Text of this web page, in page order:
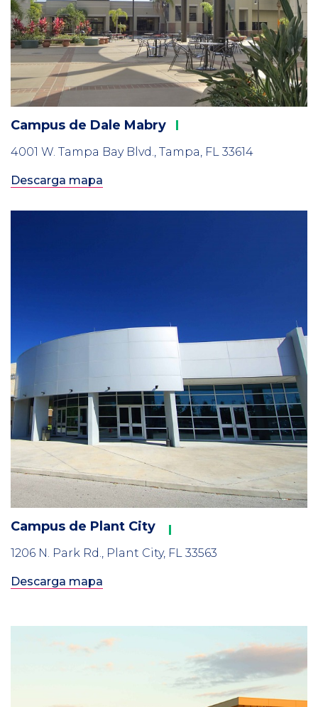
Campus de Dale Mabry
4001 W. Tampa Bay Blvd., Tampa, FL 33614
Descarga mapa
Campus de Plant City
1206 N. Park Rd., Plant City, FL 33563
Descarga mapa